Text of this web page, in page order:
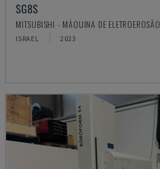
SG8S
MITSUBISHI - MÁQUINA DE ELETROEROSÃO
ISRAEL 2023